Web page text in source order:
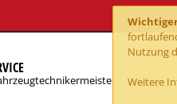
Nutzung
Weitere